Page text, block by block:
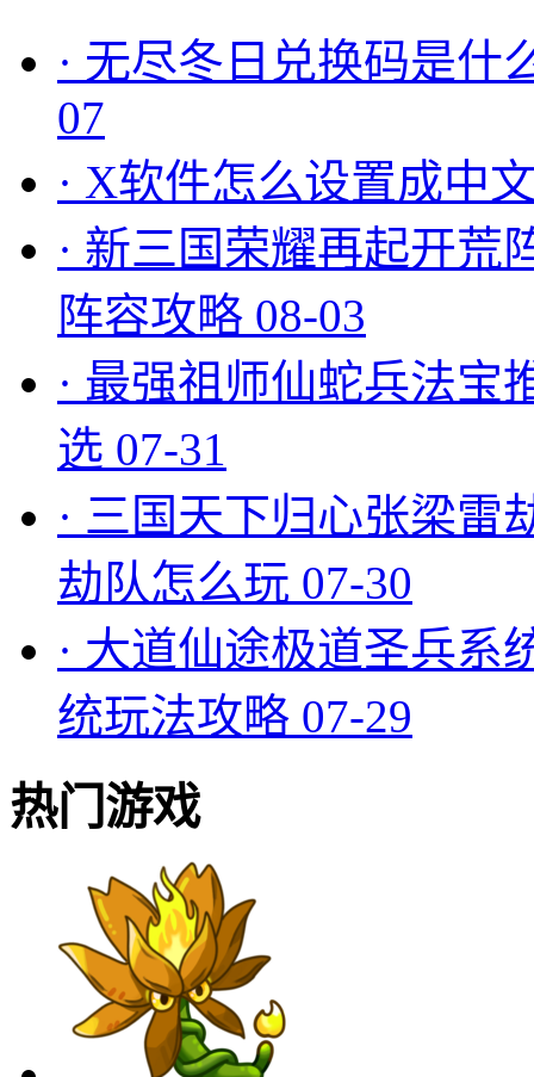
· 无尽冬日兑换码是什
07
· X软件怎么设置成中
· 新三国荣耀再起开荒
阵容攻略 08-03
· 最强祖师仙蛇兵法宝
选 07-31
· 三国天下归心张梁雷
劫队怎么玩 07-30
· 大道仙途极道圣兵系
统玩法攻略 07-29
热门游戏